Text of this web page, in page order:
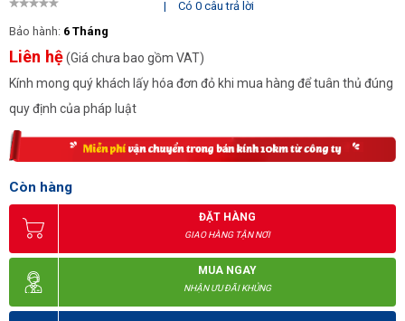
|
Có 0 câu trả lời
Bảo hành: 6 Tháng
Liên hệ(Giá chưa bao gồm VAT)
Kính mong quý khách lấy hóa đơn đỏ khi mua hàng để tuân thủ đúng
quy định của pháp luật
Còn hàng
ĐẶT HÀNG
GIAO HÀNG TẬN NƠI
MUA NGAY
NHẬN ƯU ĐÃI KHỦNG